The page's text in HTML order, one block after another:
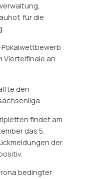
für die
Pokalwettbewerb
Viertelfinale an
den
findet am
das 5.
der
bedingter